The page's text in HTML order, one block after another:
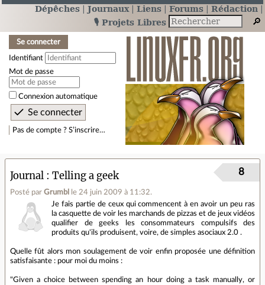
Dépêches Journaux Liens Forums
Rédaction
🎙️ Projets Libres
Se connecter
Identifiant
Mot de passe
Connexion automatique
Pas de compte ? S’inscrire…
Journal Telling a geek
Posté par Grumbl le 24 juin 2009 à 11:32.
8
Je fais partie de ceux qui commencent à en avoir un peu ras
la casquette de voir les marchands de pizzas et de jeux vidéos
qualifier de geeks les consommateurs compulsifs des
produits qu'ils produisent, voire, de simples asociaux 2.0 .
Quelle fût alors mon soulagement de voir enfin proposée une définition
satisfaisante : pour moi du moins :
"Given a choice between spending an hour doing a task manually, or